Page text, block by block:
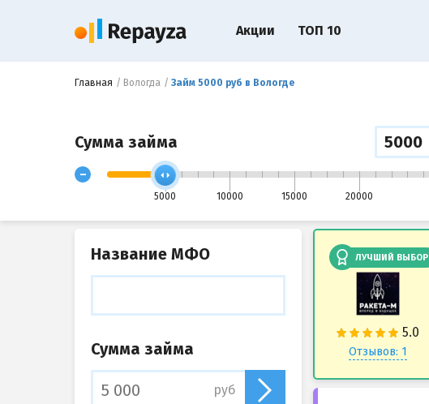
Главная Вологда Займ 5000 руб в Вологде
Сумма займа
-
5000 10000 15000 20000
ЛУЧШИЙ ВЫБОР
Отзывов: 1
Название МФО
Сумма займа
руб
Акции ТОП 10